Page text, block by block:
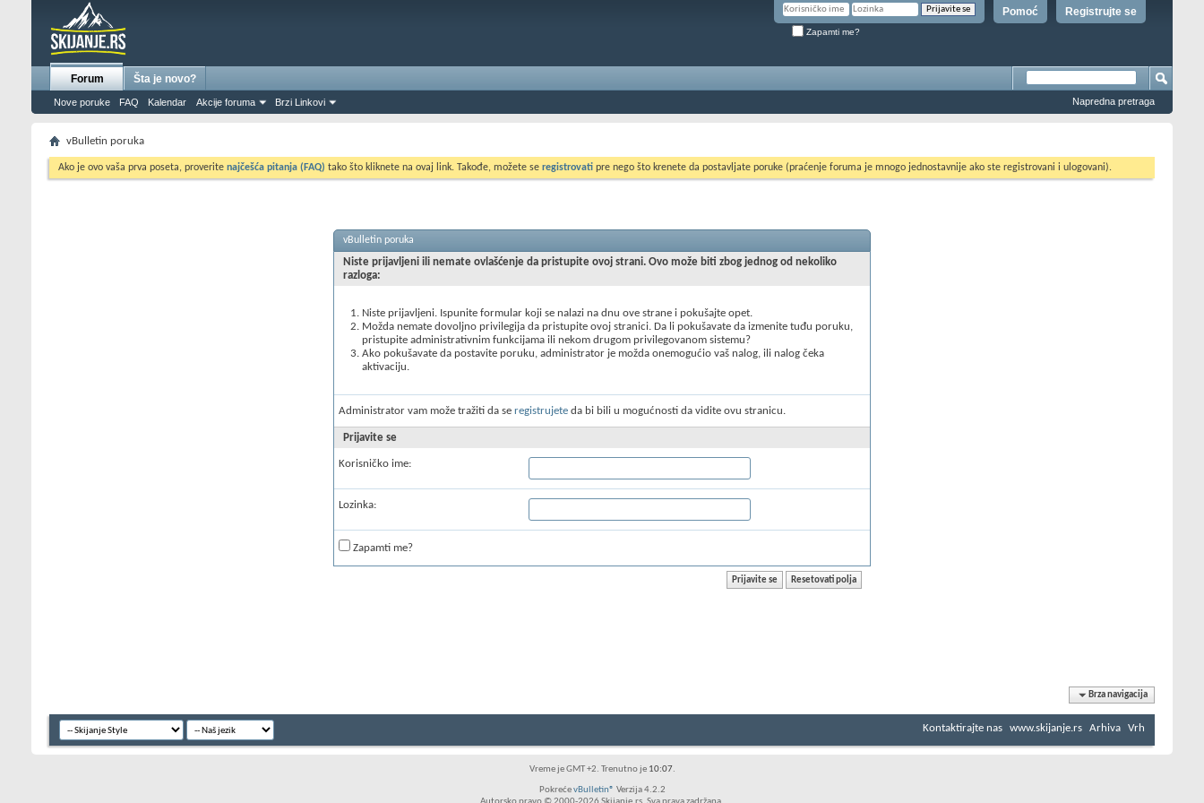
Registrujte se
Pomoć
Zapamti me?
Forum
Nove poruke FAQ Kalendar Akcije foruma Brzi Linkovi
Šta je novo?
Napredna pretraga
vBulletin poruka
Ako je ovo vaša prva poseta, proverite najčešća pitanja (FAQ) tako što kliknete na ovaj link. Takođe, možete se registrovati pre nego što krenete da postavljate poruke (praćenje foruma je mnogo jednostavnije ako ste registrovani i ulogovani).
vBulletin poruka
Niste prijavljeni ili nemate ovlašćenje da pristupite ovoj strani. Ovo može biti zbog jednog od nekoliko
razloga:
Niste prijavljeni. Ispunite formular koji se nalazi na dnu ove strane i pokušajte opet.
Možda nemate dovoljno privilegija da pristupite ovoj stranici. Da li pokušavate da izmenite tuđu poruku,
pristupite administrativnim funkcijama ili nekom drugom privilegovanom sistemu?
Ako pokušavate da postavite poruku, administrator je možda onemogućio vaš nalog, ili nalog čeka
aktivaciju.
Administrator vam može tražiti da se registrujete da bi bili u mogućnosti da vidite ovu stranicu.
Prijavite se
Korisničko ime:
Lozinka:
Zapamti me?
Brza navigacija
Kontaktirajte nas www.skijanje.rs Arhiva Vrh
Vreme je GMT +2. Trenutno je 10:07.
PokrećevBulletin® Verzija 4.2.2